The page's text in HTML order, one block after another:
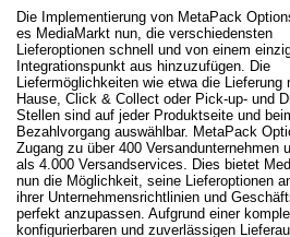
Die Implementierung von MetaPack
es MediaMarkt nun, die verschiedensten
Lieferoptionen schnell und von einem
Integrationspunkt aus hinzuzufügen. Die
Liefermöglichkeiten wie etwa die Lieferung
Hause, Click & Collect oder Pick-up- und
Stellen sind auf jeder Produktseite und
Bezahlvorgang auswählbar. MetaPack
Zugang zu über 400 Versandunternehmen
als 4.000 Versandservices. Dies bietet
nun die Möglichkeit, seine Lieferoptionen
ihrer Unternehmensrichtlinien und
perfekt anzupassen. Aufgrund einer
konfigurierbaren und zuverlässigen